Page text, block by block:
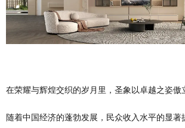
在荣耀与辉煌交织的岁月里，圣象以卓越之姿傲
随着中国经济的蓬勃发展，民众收入水平的显著